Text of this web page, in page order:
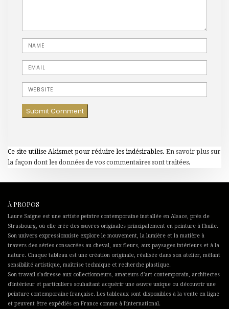
Name
Email
Website
Ce site utilise Akismet pour réduire les indésirables. En savoir plus sur
la façon dont les données de vos commentaires sont traitées.
À PROPOS
Laure Saigne est une artiste peintre contemporaine installée en Alsace, près de
Strasbourg, où elle crée des œuvres originales principalement en peinture à l'huile.
Son univers expressionniste explore le mouvement, la lumière et la matière à
travers des séries consacrées au cheval, aux fleurs, aux paysages intérieurs et à la
nature. Chaque tableau est une création originale, réalisée dans son atelier, mêlant
sensibilité artistique, maîtrise technique et recherche plastique.
Son travail s'adresse aux collectionneurs, amateurs d'art contemporain, architectes
d'intérieur et particuliers souhaitant acquérir une œuvre unique ou découvrir une
peinture contemporaine française. Les tableaux sont disponibles à la vente en ligne
et peuvent être expédiés en France comme à l'international.